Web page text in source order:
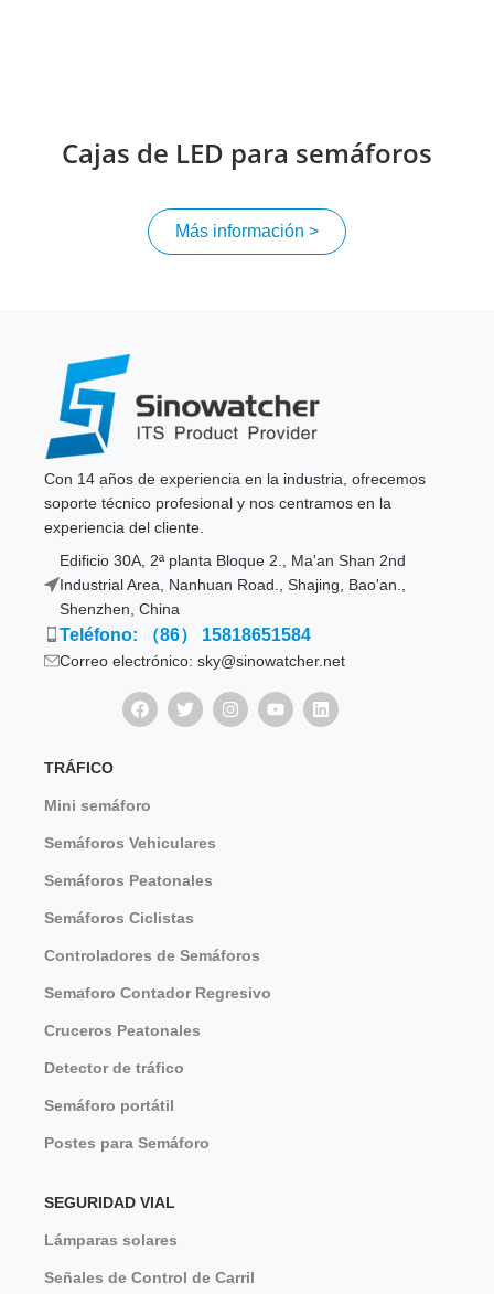
Cajas de LED para semáforos
Más información >
Con 14 años de experiencia en la industria, ofrecemos
soporte técnico profesional y nos centramos en la
experiencia del cliente.
Edificio 30A, 2ª planta Bloque 2., Ma'an Shan 2nd
Industrial Area, Nanhuan Road., Shajing, Bao'an.,
Shenzhen, China
Teléfono: （86） 15818651584
Correo electrónico: sky@sinowatcher.net
TRÁFICO
Mini semáforo
Semáforos Vehiculares
Semáforos Peatonales
Semáforos Ciclistas
Controladores de Semáforos
Semaforo Contador Regresivo
Cruceros Peatonales
Detector de tráfico
Semáforo portátil
Postes para Semáforo
SEGURIDAD VIAL
Lámparas solares
Señales de Control de Carril